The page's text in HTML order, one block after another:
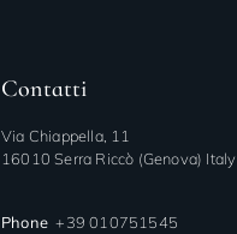
Contatti
Via Chiappella, 11
16010 Serra Riccò (Genova) Italy
Phone +39 010751545